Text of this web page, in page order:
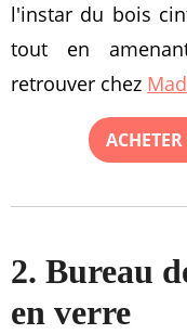
l'instar du bois
tout en
retrouver chez
2. Bureau
en verre